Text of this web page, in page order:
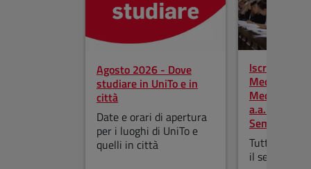
Agosto 2026 - Dove
studiare in UniTo e in
città
Date e orari di apertura
per i luoghi di UniTo e
quelli in città
Iscrizioni ai
Medicina,
Medicina
a.a. 2026-
Semestre
Tutte le
il semestre